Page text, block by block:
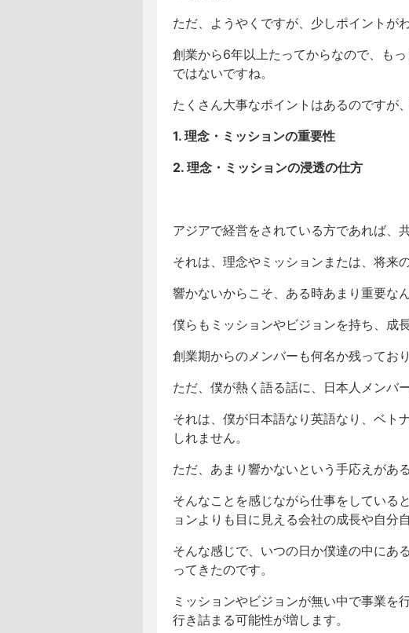
ただ、ようやくですが、少しポイントが
創業から6年以上たってからなので、も
ではないですね。
たくさん大事なポイントはあるのですが
1. 理念・ミッションの重要性
2. 理念・ミッションの浸透の仕方
アジアで経営をされている方であれば、
それは、理念やミッションまたは、将来
響かないからこそ、ある時あまり重要な
僕らもミッションやビジョンを持ち、成
創業期からのメンバーも何名か残ってお
ただ、僕が熱く語る話に、日本人メンバ
それは、僕が日本語なり英語なり、ベト
しれません。
ただ、あまり響かないという手応えがあ
そんなことを感じながら仕事をしている
ョンよりも目に見える会社の成長や自分
そんな感じで、いつの日か僕達の中にあ
ってきたのです。
ミッションやビジョンが無い中で事業を
行き詰まる可能性が増します。